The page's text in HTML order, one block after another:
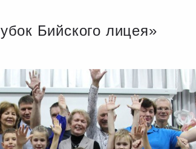
Бийского лицея»